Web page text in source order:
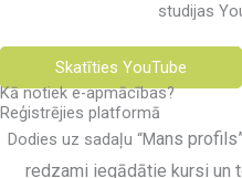
studijas
Skatīties YouTube
Kā notiek e-apmācības?
Reģistrējies platformā
Dodies uz sadaļu “Mans profils
redzami iegādātie kursi un